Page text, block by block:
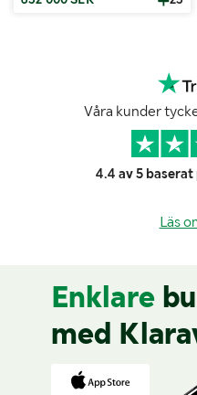
Våra kunder
4.4 av 5 baserat
Läs
Enklare
med